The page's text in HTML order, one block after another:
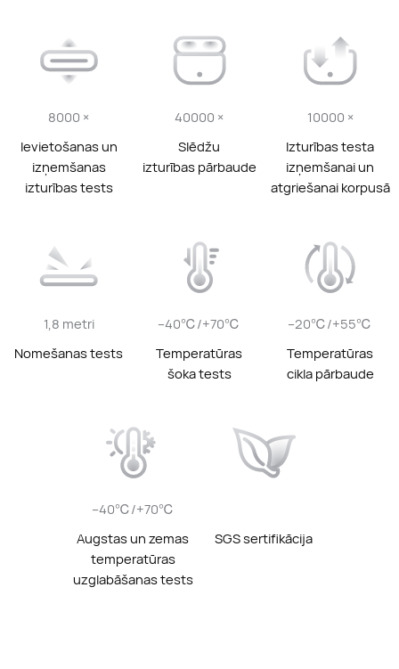
8000 ×
Ievietošanas un
izņemšanas
izturības tests
40000 ×
Slēdžu
izturības pārbaude
10000 ×
Izturības testa
izņemšanai un
atgriešanai korpusā
1,8 metri
Nomešanas tests
–40℃/+70℃
Temperatūras
šoka tests
–20℃/+55℃
Temperatūras
cikla pārbaude
–40℃/+70℃
Augstas un zemas
temperatūras
uzglabāšanas tests
SGS sertifikācija